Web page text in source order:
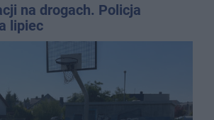
na drogach. Policja
lipiec